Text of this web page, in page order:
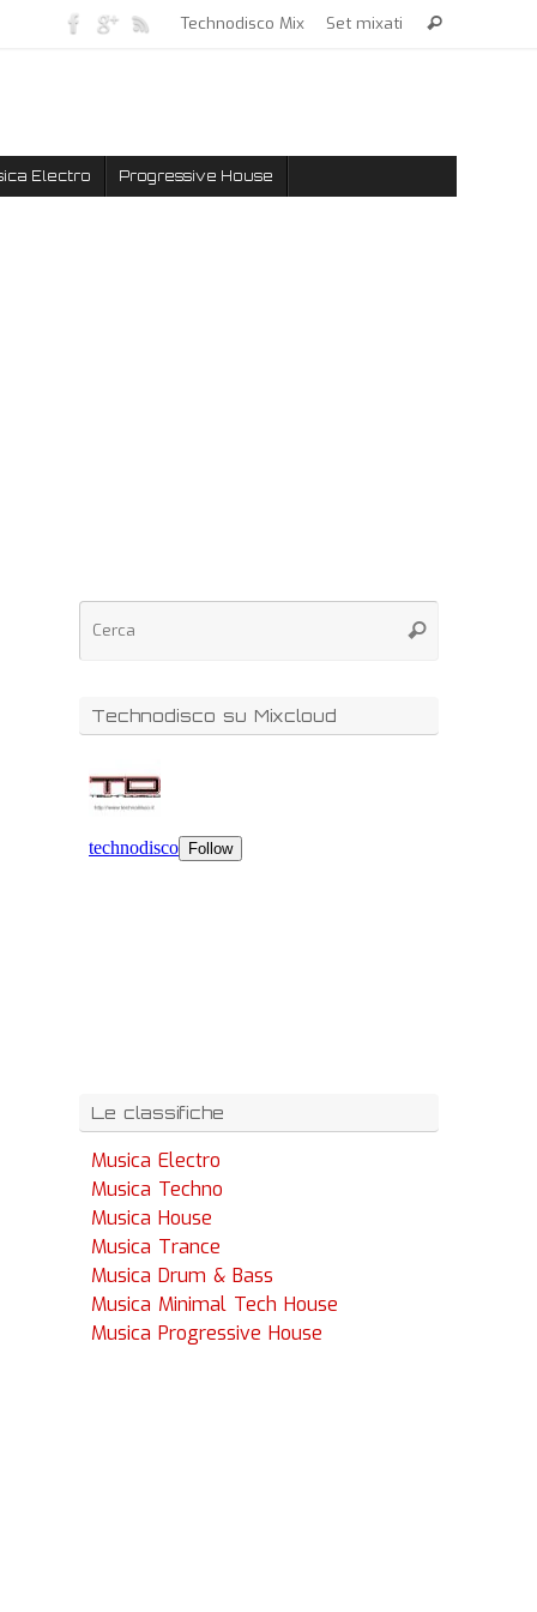
Technodisco Mix Set mixati
Electro Progressive House
Technodisco su Mixcloud
Le classifiche
Musica Electro
Musica Techno
Musica House
Musica Trance
Musica Drum & Bass
Musica Minimal Tech House
Musica Progressive House